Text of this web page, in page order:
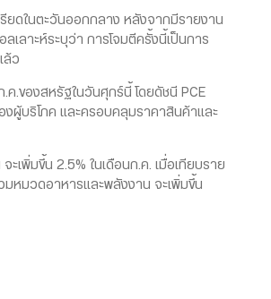
ในตะวันออกกลาง หลังจากมีรายงาน
เลาะห์ระบุว่า การโจมตีครั้งนี้เป็นการ
ล้ว
ของสหรัฐในวันศุกร์นี้ โดยดัชนี PCE
ผู้บริโภค และครอบคลุมราคาสินค้าและ
พิ่มขึ้น 2.5% ในเดือนก.ค. เมื่อเทียบราย
มหมวดอาหารและพลังงาน จะเพิ่มขึ้น